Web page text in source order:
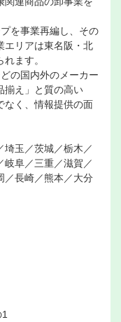
を事業再編し、その
エリアは東名阪・北
ます。
の国内外のメーカー
揃え」と質の高い
なく、情報提供の面
埼玉／茨城／栃木／
岐阜／三重／滋賀／
／長崎／熊本／大分